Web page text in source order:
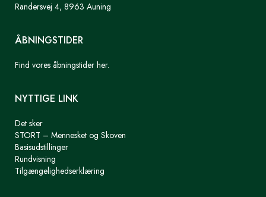
Randersvej 4, 8963 Auning
ÅBNINGSTIDER
Find vores åbningstider her.
NYTTIGE LINK
Det sker
STORT – Mennesket og Skoven
Basisudstillinger
Rundvisning
Tilgængelighedserklæring